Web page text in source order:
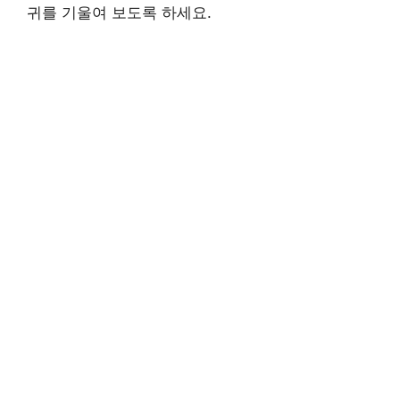
귀를 기울여 보도록 하세요.